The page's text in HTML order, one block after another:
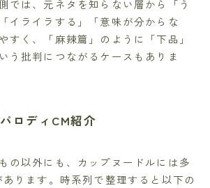
では、元ネタを知らない層から「う
イライラする」「意味が分からな
すく、「麻辣篇」のように「下品」
う批判につながるケースもありま
ロディCM紹介
の以外にも、カップヌードルには多
あります。時系列で整理すると以下の